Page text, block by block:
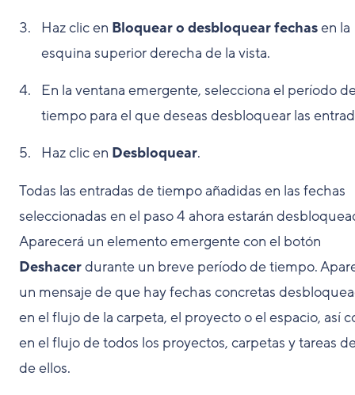
Haz clic en Bloquear o desbloquear fechasen la
esquina superior derecha de la vista.
En la ventana emergente, selecciona el período
tiempo para el que deseas desbloquear las
Haz clic en Desbloquear.
Todas las entradas de tiempo añadidas en las fechas
seleccionadas en el paso 4 ahora estarán
Aparecerá un elemento emergente con el botón
Deshacerdurante un breve período de tiempo.
un mensaje de que hay fechas concretas
en el flujo de la carpeta, el proyecto o el espacio, así
en el flujo de todos los proyectos, carpetas y tareas
de ellos.